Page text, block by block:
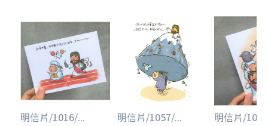
明信片/1016/... 明信片/1057/... 明信片/